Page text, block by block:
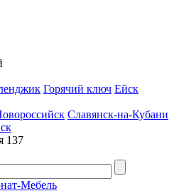
Горячий ключ Ейск
Славянск-на-Кубани
137